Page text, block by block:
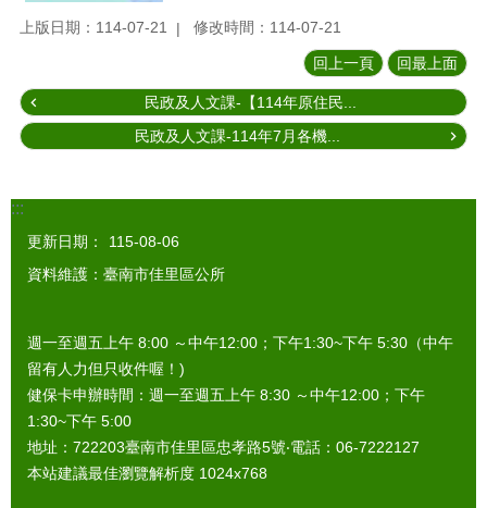
上版日期：114-07-21 修改時間：114-07-21
回上一頁 回最上面
民政及人文課-【114年原住民...
民政及人文課-114年7月各機...
:::
更新日期：
115-08-06
資料維護：臺南市佳里區公所
週一至週五上午 8:00 ～中午12:00；下午1:30~下午 5:30（中午
留有人力但只收件喔！)
健保卡申辦時間：週一至週五上午 8:30 ～中午12:00；下午
1:30~下午 5:00
地址：722203臺南市佳里區忠孝路5號‧電話：06-7222127
本站建議最佳瀏覽解析度 1024x768